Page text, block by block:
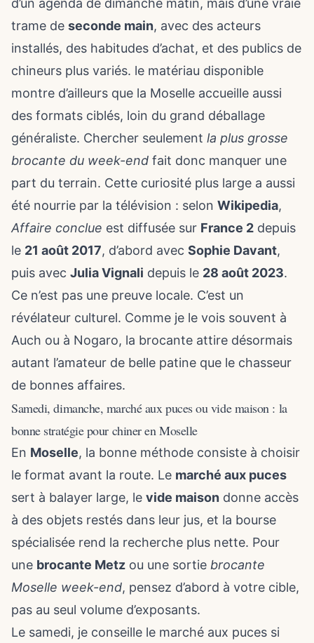
d’un agenda de dimanche matin, mais d’une vraie
trame de seconde main, avec des acteurs
installés, des habitudes d’achat, et des publics de
chineurs plus variés. le matériau disponible
montre d’ailleurs que la Moselle accueille aussi
des formats ciblés, loin du grand déballage
généraliste. Chercher seulement la plus grosse
brocante du week-end fait donc manquer une
part du terrain. Cette curiosité plus large a aussi
été nourrie par la télévision : selon Wikipedia,
Affaire conclue est diffusée sur France 2 depuis
le 21 août 2017, d’abord avec Sophie Davant,
puis avec Julia Vignali depuis le 28 août 2023.
Ce n’est pas une preuve locale. C’est un
révélateur culturel. Comme je le vois souvent à
Auch ou à Nogaro, la brocante attire désormais
autant l’amateur de belle patine que le chasseur
de bonnes affaires.
Samedi, dimanche, marché aux puces ou vide maison : la
bonne stratégie pour chiner en Moselle
En Moselle, la bonne méthode consiste à choisir
le format avant la route. Le marché aux puces
sert à balayer large, le vide maison donne accès
à des objets restés dans leur jus, et la bourse
spécialisée rend la recherche plus nette. Pour
une brocante Metz ou une sortie brocante
Moselle week-end, pensez d’abord à votre cible,
pas au seul volume d’exposants.
Le samedi, je conseille le marché aux puces si